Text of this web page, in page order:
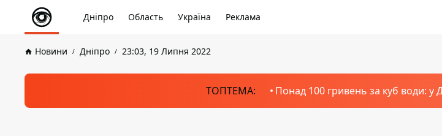
Дніпро Область Україна Реклама
Новини Дніпро 23:03, 19 Липня 2022
ТОПТЕМА: Понад 100 гривень за куб води: у